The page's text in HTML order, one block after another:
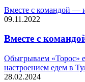
Вместе с командой —
09.11.2022
Вместе с
Обыгрываем «Торос»
настроением едем в
28.02.2024